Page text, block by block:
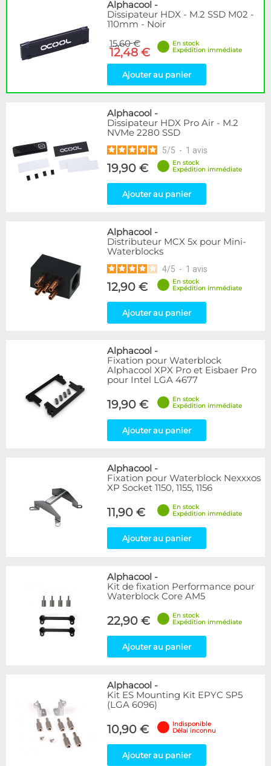
Disponibilité / Promotions
Articles en promotions
Appliquer
Alphacool -
Dissipateur HDX - M.2 SSD M02 -
110mm - Noir
15,60 €
12,48 €
En stock
Expédition immédiate
Ajouter au panier
Alphacool -
Dissipateur HDX Pro Air - M.2
NVMe 2280 SSD
5/5 - 1 avis
19,90 €
En stock
Expédition immédiate
Ajouter au panier
Alphacool -
Distributeur MCX 5x pour Mini-
Waterblocks
4/5 - 1 avis
12,90 €
En stock
Expédition immédiate
Ajouter au panier
Alphacool -
Fixation pour Waterblock
Alphacool XPX Pro et Eisbaer Pro
pour Intel LGA 4677
19,90 €
En stock
Expédition immédiate
Ajouter au panier
Alphacool -
Fixation pour Waterblock Nexxxos
XP Socket 1150, 1155, 1156
11,90 €
En stock
Expédition immédiate
Ajouter au panier
Alphacool -
Kit de fixation Performance pour
Waterblock Core AM5
22,90 €
En stock
Expédition immédiate
Ajouter au panier
Alphacool -
Kit ES Mounting Kit EPYC SP5
(LGA 6096)
10,90 €
Indisponible
Délai inconnu
Ajouter au panier